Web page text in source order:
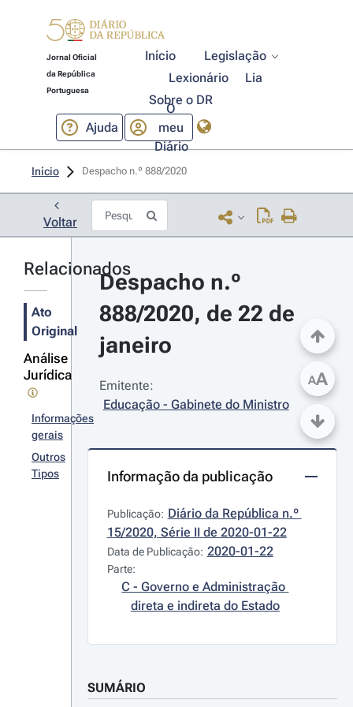
Jornal Oficial
da República
Portuguesa
Início
Legislação
Lexionário
Lia
Sobre o DR
Ajuda
O
meu
Diário
Início Despacho n.º 888/2020
Voltar
Relacionados
Ato
Original
Análise
Jurídica
Informações
gerais
Outros
Tipos
Despacho n.º
888/2020, de 22 de
janeiro
Emitente:
Educação - Gabinete do Ministro
Informação da publicação
Publicação: Diário da República n.º
15/2020, Série II de 2020-01-22
Data de Publicação: 2020-01-22
Parte:
C - Governo e Administração
direta e indireta do Estado
SUMÁRIO
AA